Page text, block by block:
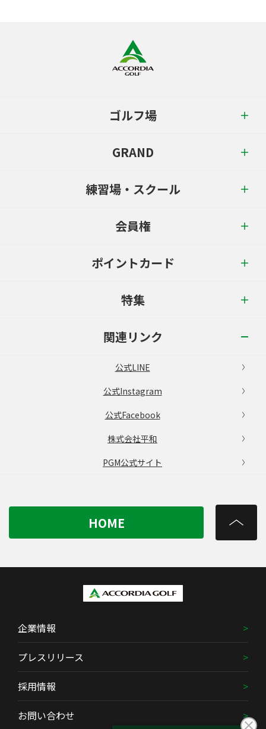
ゴルフ場
GRAND
練習場・スクール
会員権
ポイントカード
特集
関連リンク
公式LINE
公式Instagram
公式Facebook
株式会社平和
PGM公式サイト
HOME
企業情報
プレスリリース
採用情報
お問い合わせ